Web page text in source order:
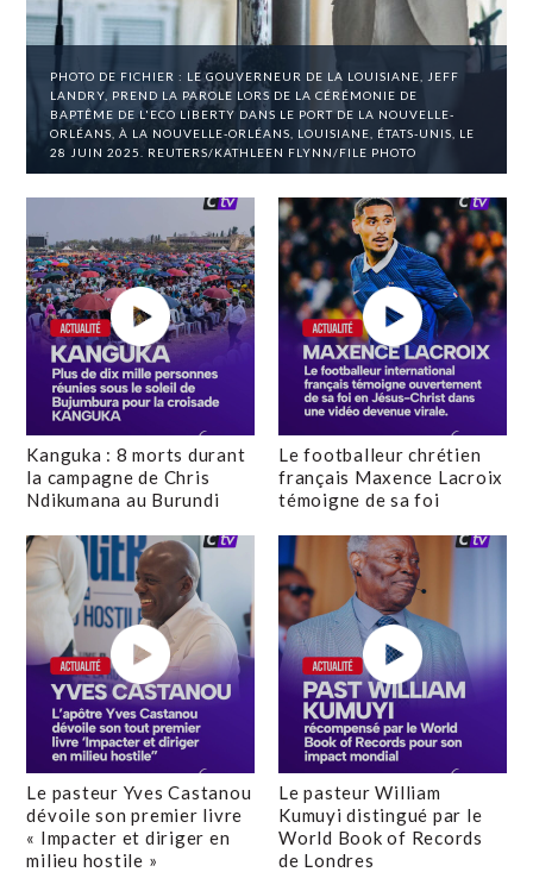
PHOTO DE FICHIER : LE GOUVERNEUR DE LA LOUISIANE, JEFF
LANDRY, PREND LA PAROLE LORS DE LA CÉRÉMONIE DE
BAPTÊME DE L'ECO LIBERTY DANS LE PORT DE LA NOUVELLE-
ORLÉANS, À LA NOUVELLE-ORLÉANS, LOUISIANE, ÉTATS-UNIS, LE
28 JUIN 2025. REUTERS/KATHLEEN FLYNN/FILE PHOTO
Kanguka : 8 morts durant
la campagne de Chris
Ndikumana au Burundi
Le footballeur chrétien
français Maxence Lacroix
témoigne de sa foi
Le pasteur Yves Castanou
dévoile son premier livre
« Impacter et diriger en
milieu hostile »
Le pasteur William
Kumuyi distingué par le
World Book of Records
de Londres